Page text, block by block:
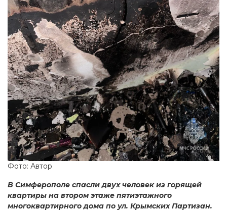
Фото: Автор
В Симферополе спасли двух человек из горящей
квартиры на втором этаже пятиэтажного
многоквартирного дома по ул. Крымских Партизан.